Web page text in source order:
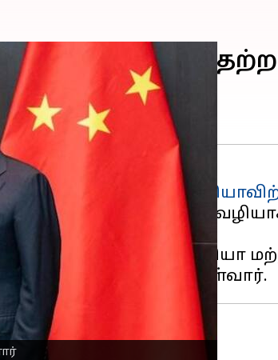
LACயில்
நாள் பயணமாக
கோடு (LAC)
பயணம் ஆகும்.
குறித்து இந்தியா